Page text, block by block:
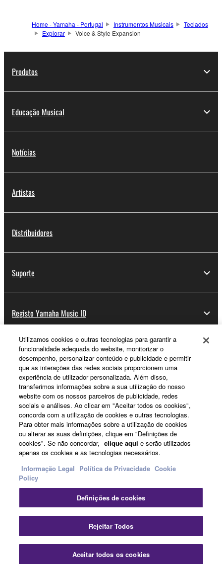
Home - Yamaha - Portugal Instrumentos Musicais
Teclados
Explorar
Voice & Style Expansion
Produtos
Educação Musical
Notícias
Artistas
Distribuidores
Suporte
Registo Yamaha Music ID
Sobre a Yamaha
Portugal - Portuguese
Negócio
Contacte-nosTermos e CondiçõesPolítica de Privacidade
Política de cookiesInformação Legal
© Yamaha Corporation.
Utilizamos cookies e outras tecnologias para garantir a
funcionalidade adequada do website, monitorizar o
desempenho, personalizar conteúdo e publicidade e permitir
que as interações das redes sociais proporcionem uma
experiência de utilizador personalizada. Além disso,
transferimos informações sobre a sua utilização do nosso
website com os nossos parceiros de publicidade, redes
sociais e análises. Ao clicar em "Aceitar todos os cookies",
concorda com a utilização de cookies e outras tecnologias.
Para obter mais informações sobre a utilização de cookies
ou alterar as suas definições, clique em "Definições de
cookies". Se não concordar, clique aqui e serão utilizados
apenas os cookies e as tecnologias necessários.
Informação Legal Política de Privacidade Cookie
Policy
Definições de cookies
Rejeitar Todos
Aceitar todos os cookies